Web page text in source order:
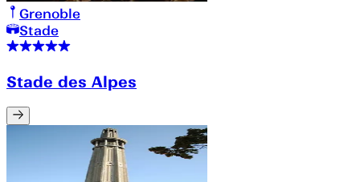
Grenoble
Stade
Stade des Alpes